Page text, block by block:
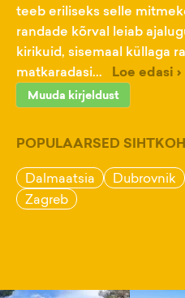
teeb eriliseks selle
randade kõrval leiab
kirikuid, sisemaal küllaga
matkaradasi...
Loe edasi ›
Muuda kirjeldust
POPULAARSED
Dalmaatsia Dubrovnik
Zagreb